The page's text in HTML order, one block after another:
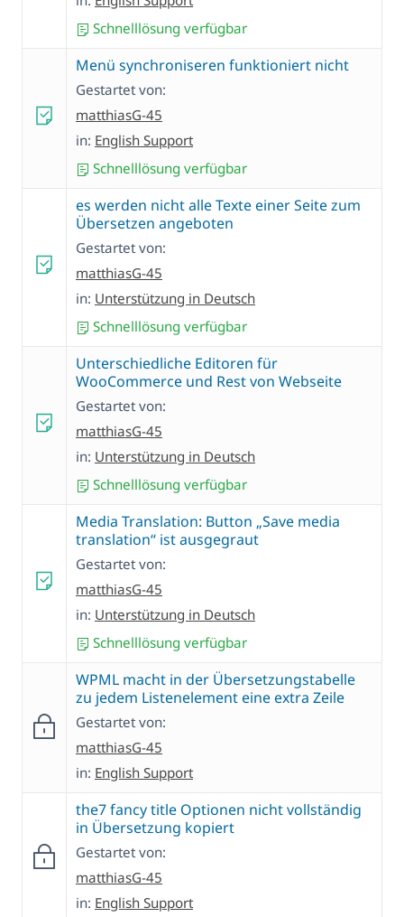
Schnelllösung verfügbar
Menü synchroniseren funktioniert nicht
Gestartet von:
matthiasG-45
in: English Support
Schnelllösung verfügbar
es werden nicht alle Texte einer Seite zum
Übersetzen angeboten
Gestartet von:
matthiasG-45
in: Unterstützung in Deutsch
Schnelllösung verfügbar
Unterschiedliche Editoren für
WooCommerce und Rest von Webseite
Gestartet von:
matthiasG-45
in: Unterstützung in Deutsch
Schnelllösung verfügbar
Media Translation: Button „Save media
translation“ ist ausgegraut
Gestartet von:
matthiasG-45
in: Unterstützung in Deutsch
Schnelllösung verfügbar
WPML macht in der Übersetzungstabelle
zu jedem Listenelement eine extra Zeile
Gestartet von:
matthiasG-45
in: English Support
the7 fancy title Optionen nicht vollständig
in Übersetzung kopiert
Gestartet von:
matthiasG-45
in: English Support